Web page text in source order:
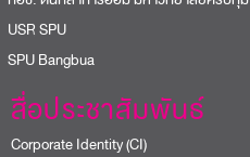
SPU
Bangbua
สื่อประชาสัมพันธ์
Corporate Identity (CI)